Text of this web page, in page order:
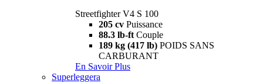
Streetfighter V4 S 100
205 cv Puissance
88.3 lb-ft Couple
189 kg (417 lb) POIDS SANS
CARBURANT
En Savoir Plus
Superleggera